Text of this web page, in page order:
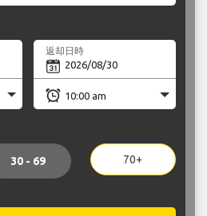
返却日時
30 - 69 70+